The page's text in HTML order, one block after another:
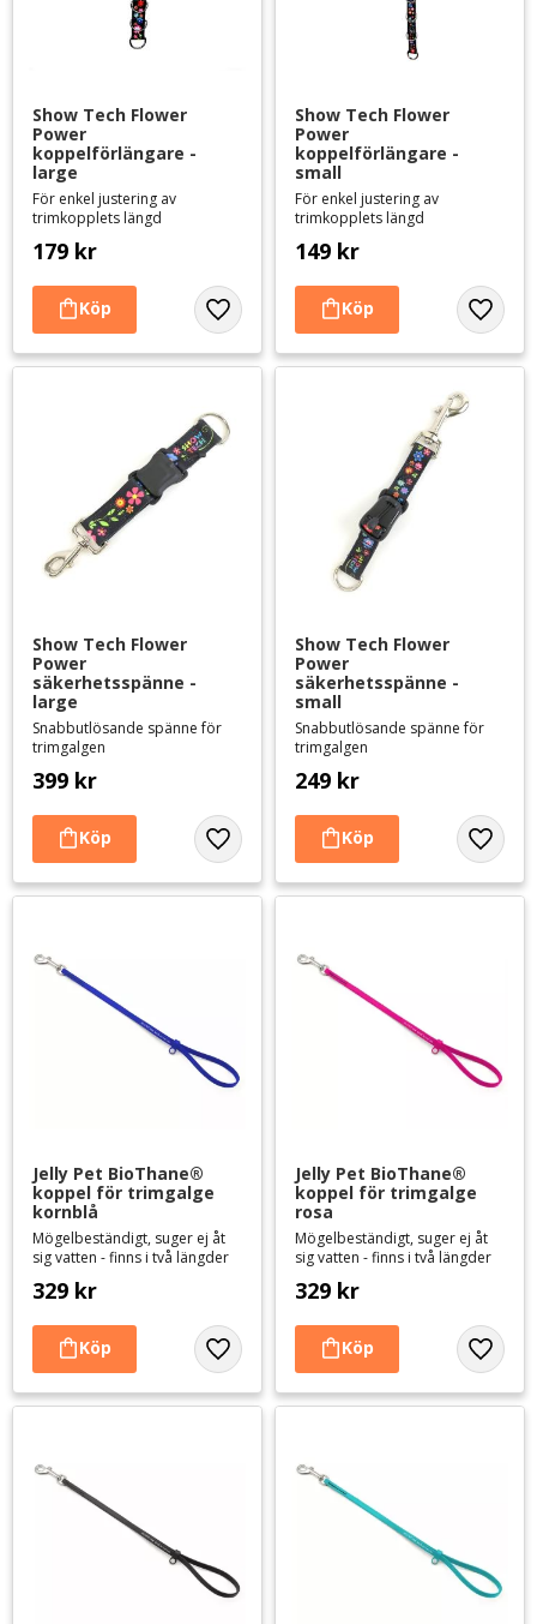
Show Tech Flower
Power
koppelförlängare -
large
För enkel justering av
trimkopplets längd
179 kr
Lägg till i favoriter
Show Tech Flower
Power
koppelförlängare -
small
För enkel justering av
trimkopplets längd
149 kr
Lägg
Show Tech Flower
Power
säkerhetsspänne -
large
Snabbutlösande spänne för
trimgalgen
399 kr
Lägg till i favoriter
Show Tech Flower
Power
säkerhetsspänne -
small
Snabbutlösande spänne för
trimgalgen
249 kr
Lägg
Jelly Pet BioThane®
koppel för trimgalge
kornblå
Mögelbeständigt, suger ej åt
sig vatten - finns i två längder
329 kr
Lägg till i favoriter
Jelly Pet BioThane®
koppel för trimgalge
rosa
Mögelbeständigt, suger ej åt
sig vatten - finns i två längder
329 kr
Lägg